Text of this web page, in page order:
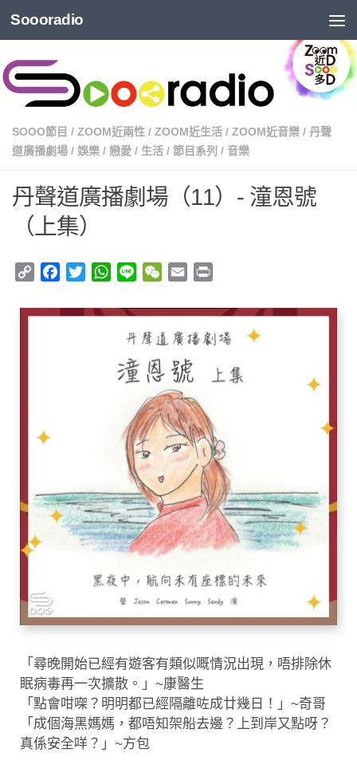
Soooradio
SOOO節目 / ZOOM近兩性 / ZOOM近生活 / ZOOM近音樂 / 丹聲
道廣播劇場 / 娛樂 / 戀愛 / 生活 / 節目系列 / 音樂
丹聲道廣播劇場（11）- 潼恩號
（上集）
Copy
Facebook
TwitterWhatsApp
Line WeChat
Email
「尋晚開始已經有遊客有類似嘅情況出現，唔排除休
眠病毒再一次擴散。」~康醫生
「點會咁㗎？明明都已經隔離咗成廿幾日！」~奇哥
「成個海黑媽媽，都唔知架船去邊？上到岸又點呀？
真係安全咩？」~方包